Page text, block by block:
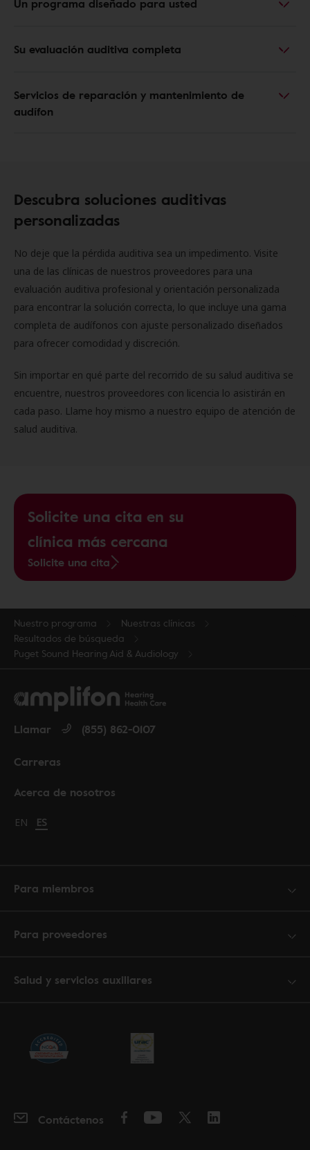
Un programa diseñado para usted
Su evaluación auditiva completa
Servicios de reparación y mantenimiento de
audífon
Descubra soluciones auditivas
personalizadas
No deje que la pérdida auditiva sea un impedimento. Visite
una de las clínicas de nuestros proveedores para una
evaluación auditiva profesional y orientación personalizada
para encontrar la solución correcta, lo que incluye una gama
completa de audífonos con ajuste personalizado diseñados
para ofrecer comodidad y discreción.
Sin importar en qué parte del recorrido de su salud auditiva se
encuentre, nuestros proveedores con licencia lo asistirán en
cada paso. Llame hoy mismo a nuestro equipo de atención de
salud auditiva.
Solicite una cita en su
clínica más cercana
Solicite una cita
Nuestro programa
Nuestras clínicas
Resultados de búsqueda
Puget Sound Hearing Aid & Audiology
Acerca de nosotros
Carreras
Llamar (855) 862-0107
Change language to English
EN Cambiar idioma a español
ES
Para miembros
Para proveedores
Salud y servicios auxiliares
Contáctenos